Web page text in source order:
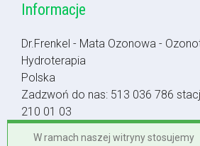
Informacje
Dr.Frenkel - Mata Ozonowa -
Hydroterapia
Polska
Zadzwoń do nas: 513 036 786
210 01 03
W ramach naszej witryny stosujemy